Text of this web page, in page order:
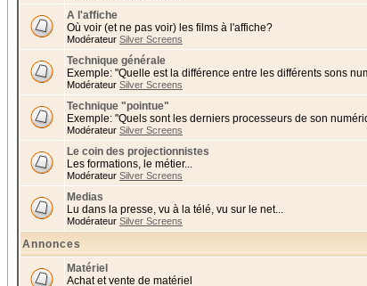
A l'affiche
Où voir (et ne pas voir) les films à l'affiche?
Modérateur Silver Screens
Technique générale
Exemple: "Quelle est la différence entre les différents sons
Modérateur Silver Screens
Technique "pointue"
Exemple: "Quels sont les derniers processeurs de son
Modérateur Silver Screens
Le coin des projectionnistes
Les formations, le métier...
Modérateur Silver Screens
Medias
Lu dans la presse, vu à la télé, vu sur le net...
Modérateur Silver Screens
Annonces
Matériel
Achat et vente de matériel